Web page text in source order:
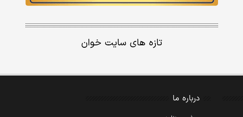
تازه های سایت خوان
درباره ما